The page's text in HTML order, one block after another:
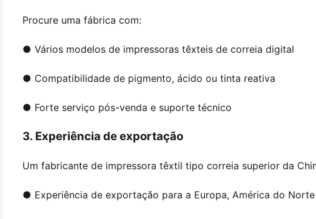
Procure uma fábrica com:
● Vários modelos de impressoras têxteis de correia digital
● Compatibilidade de pigmento, ácido ou tinta reativa
● Forte serviço pós-venda e suporte técnico
3. Experiência de exportação
Um fabricante de impressora têxtil tipo correia superior da
● Experiência de exportação para a Europa, América do